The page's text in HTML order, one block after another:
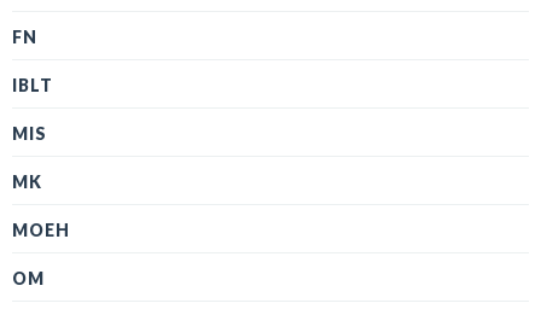
FN
IBLT
MIS
MK
MOEH
OM